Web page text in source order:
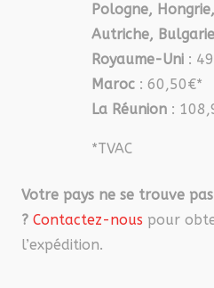
Pologne,
Autriche, Bulgarie
Royaume-Uni :
Maroc : 60,50€*
La Réunion :
*TVAC
Votre pays ne se trouve
? Contactez-nous pour
l’expédition.